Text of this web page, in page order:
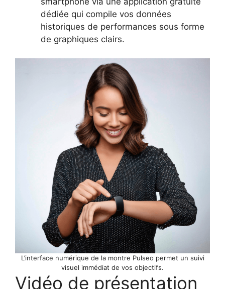
dédiée qui compile vos données
historiques de performances sous forme
de graphiques clairs.
L’interface numérique de la montre Pulseo permet un suivi
visuel immédiat de vos objectifs.
Vidéo de présentation